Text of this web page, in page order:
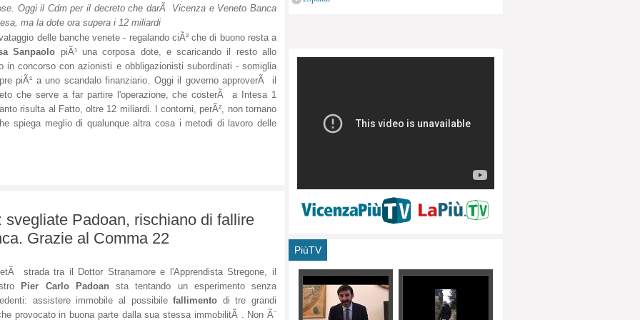
Oggi il Cdm per il decreto che darÃ Vicenza e Veneto Banca
ma la dote ora supera i 12 miliardi
delle banche venete - regalando ciÃ² che di buono resta a
Sanpaolo piÃ¹ una corposa dote, e scaricando il resto allo
in concorso con azionisti e obbligazionisti subordinati - somiglia
piÃ¹ a uno scandalo finanziario. Oggi il governo approverÃ il
che serve a far partire l'operazione, che costerÃ a Intesa 1
risulta al Fatto, oltre 12 miliardi. I contorni, perÃ², non tornano
spiega meglio di qualunque altra cosa i metodi di lavoro delle
Padoan, rischiano di fallire
Grazie al Comma 22
strada tra il Dottor Stranamore e l'Apprendista Stregone, il
Pier Carlo Padoan sta tentando un esperimento senza
assistere immobile al possibilefallimento di tre grandi
provocato in buona parte dalla sua stessa immobilitÃ . Non Ã¨
PiùTV